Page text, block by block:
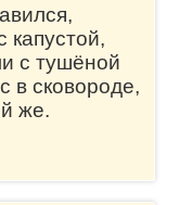
капустой,
с тушёной
в сковороде,
же.